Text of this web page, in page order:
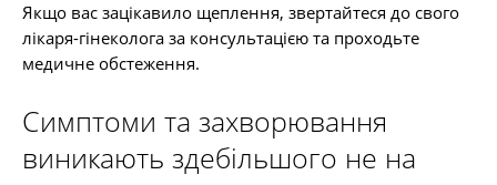
Якщо вас зацікавило щеплення, звертайтеся до свого
лікаря-гінеколога за консультацією та проходьте
медичне обстеження.
Симптоми та захворювання
виникають здебільшого не на